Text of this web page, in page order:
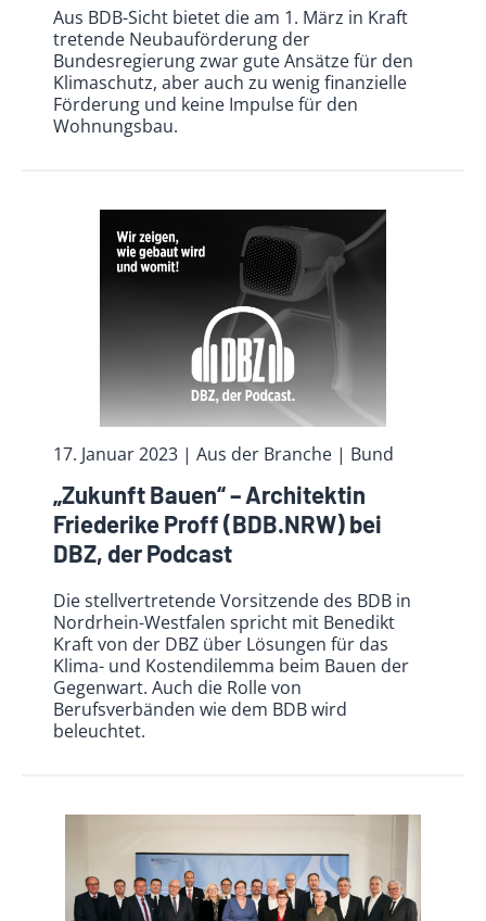
Aus BDB-Sicht bietet die am 1. März in Kraft
tretende Neubauförderung der
Bundesregierung zwar gute Ansätze für den
Klimaschutz, aber auch zu wenig finanzielle
Förderung und keine Impulse für den
Wohnungsbau.
17. Januar 2023 | Aus der Branche | Bund
„Zukunft Bauen“ – Architektin
Friederike Proff (BDB.NRW) bei
DBZ, der Podcast
Die stellvertretende Vorsitzende des BDB in
Nordrhein-Westfalen spricht mit Benedikt
Kraft von der DBZ über Lösungen für das
Klima- und Kostendilemma beim Bauen der
Gegenwart. Auch die Rolle von
Berufsverbänden wie dem BDB wird
beleuchtet.